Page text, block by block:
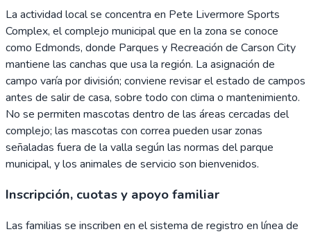
La actividad local se concentra en Pete Livermore Sports
Complex, el complejo municipal que en la zona se conoce
como Edmonds, donde Parques y Recreación de Carson City
mantiene las canchas que usa la región. La asignación de
campo varía por división; conviene revisar el estado de campos
antes de salir de casa, sobre todo con clima o mantenimiento.
No se permiten mascotas dentro de las áreas cercadas del
complejo; las mascotas con correa pueden usar zonas
señaladas fuera de la valla según las normas del parque
municipal, y los animales de servicio son bienvenidos.
Inscripción, cuotas y apoyo familiar
Las familias se inscriben en el sistema de registro en línea de